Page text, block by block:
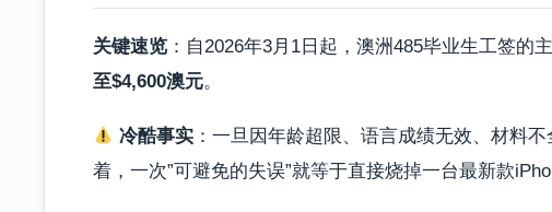
关键速览 ：自2026年3月1日起，澳洲485毕业生工签的
至$4,600澳元。
冷酷事实 ：一旦因年龄超限、语言成绩无效、材料
着，一次”可避免的失误”就等于直接烧掉一台最新款